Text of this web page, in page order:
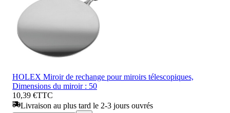
HOLEX Miroir de rechange pour miroirs télescopiques,
Dimensions du miroir : 50
10,39 €TTC
Livraison au plus tard le 2-3 jours ouvrés